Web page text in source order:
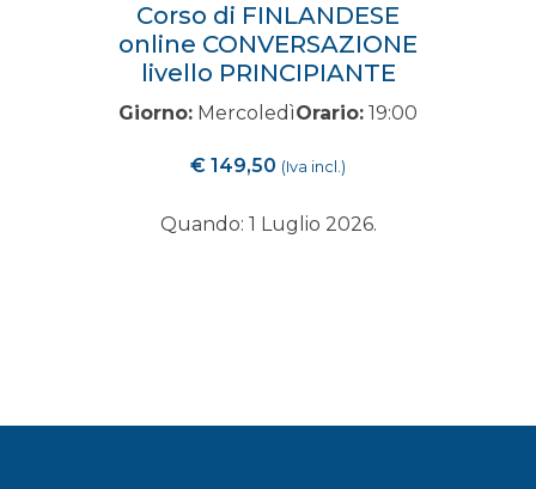
Corso di FINLANDESE
online CONVERSAZIONE
livello PRINCIPIANTE
Giorno: MercoledìOrario: 19:00
€ 149,50 (Iva incl.)
Quando: 1 Luglio 2026.